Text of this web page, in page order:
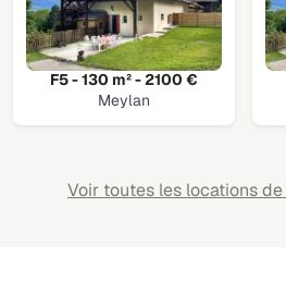
F5 - 130 m² - 2100 €
Meylan
Voir toutes les locations